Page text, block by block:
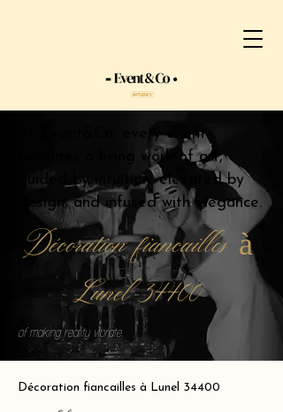
At Event&Co, every event
becomes a living work of art,
guided by intuition, elevated by
design, and infused with elegance.
Décoration fiancailles à
Lunel 34400
of making reality vibrate.
Décoration fiancailles à Lunel 34400